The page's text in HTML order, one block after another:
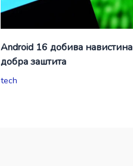
Android 16 добива навистина
добра заштита
tech